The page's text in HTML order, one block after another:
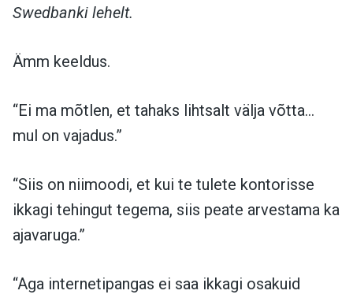
Swedbanki lehelt.
Ämm keeldus.
“Ei ma mõtlen, et tahaks lihtsalt välja võtta…
mul on vajadus.”
“Siis on niimoodi, et kui te tulete kontorisse
ikkagi tehingut tegema, siis peate arvestama ka
ajavaruga.”
“Aga internetipangas ei saa ikkagi osakuid